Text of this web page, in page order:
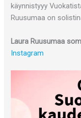
käynnistyyy
Ruusumaa on
Laura Ruusumaa
Instagram